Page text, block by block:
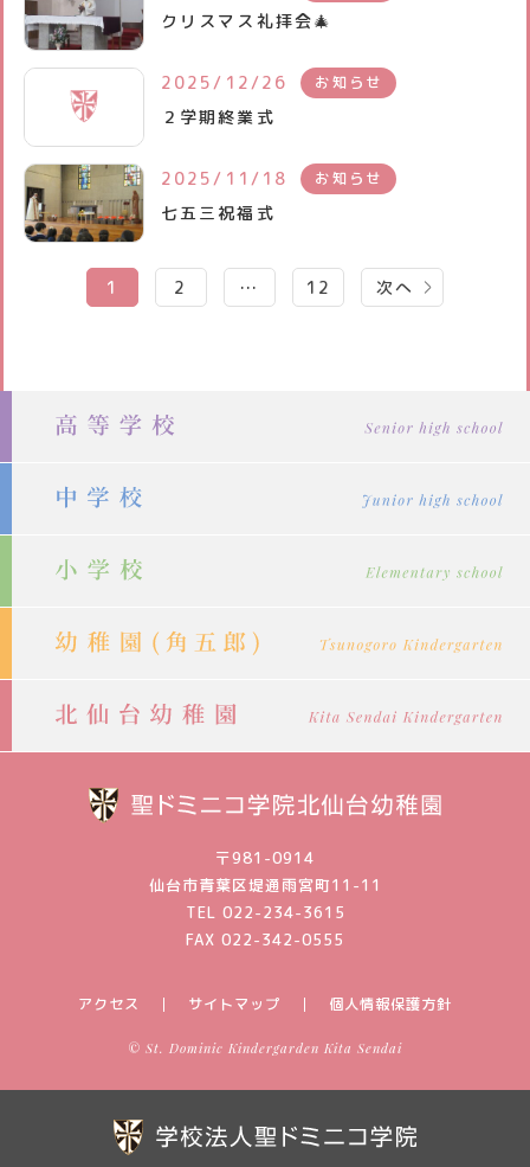
クリスマス礼拝会🎄
2025/12/26 お知らせ
２学期終業式
2025/11/18 お知らせ
七五三祝福式
1 2 … 12 次へ
〒981-0914
仙台市青葉区堤通雨宮町11-11
TEL 022-234-3615
FAX 022-342-0555
アクセス サイトマップ 個人情報保護方針
© St. Dominic Kindergarden Kita Sendai